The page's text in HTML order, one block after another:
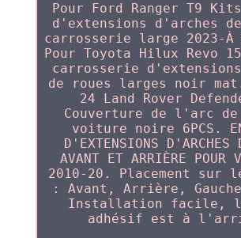
Pour Ford Ranger T9
d'extensions d'arches
carrosserie large 2023-À
Pour Toyota Hilux Revo
carrosserie
de roues larges noir
24 Land Rover
Couverture de l'arc de
voiture noire 6PCS.
D'EXTENSIONS D'ARCHES
AVANT ET ARRIÈRE POUR
2010-20. Placement sur
: Avant, Arrière,
Installation facile,
adhésif est à